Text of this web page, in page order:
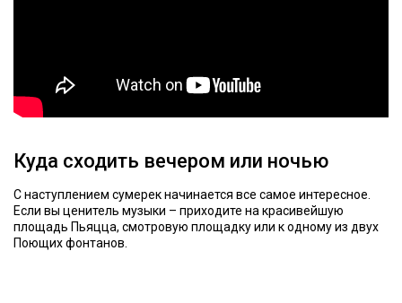
Куда сходить вечером или ночью
С наступлением сумерек начинается все самое интересное.
Если вы ценитель музыки – приходите на красивейшую
площадь Пьяцца, смотровую площадку или к одному из двух
Поющих фонтанов.